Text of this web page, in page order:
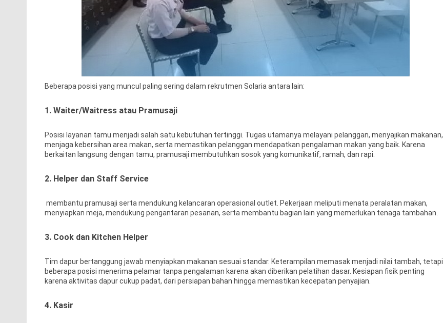
Beberapa posisi yang muncul paling sering dalam rekrutmen Solaria antara lain:
1. Waiter/Waitress atau Pramusaji
Posisi layanan tamu menjadi salah satu kebutuhan tertinggi. Tugas utamanya melayani pelanggan, menyajikan makanan,
menjaga kebersihan area makan, serta memastikan pelanggan mendapatkan pengalaman makan yang baik. Karena
berkaitan langsung dengan tamu, pramusaji membutuhkan sosok yang komunikatif, ramah, dan rapi.
2. Helper dan Staff Service
membantu pramusaji serta mendukung kelancaran operasional outlet. Pekerjaan meliputi menata peralatan makan,
menyiapkan meja, mendukung pengantaran pesanan, serta membantu bagian lain yang memerlukan tenaga tambahan.
3. Cook dan Kitchen Helper
Tim dapur bertanggung jawab menyiapkan makanan sesuai standar. Keterampilan memasak menjadi nilai tambah, tetapi
beberapa posisi menerima pelamar tanpa pengalaman karena akan diberikan pelatihan dasar. Kesiapan fisik penting
karena aktivitas dapur cukup padat, dari persiapan bahan hingga memastikan kecepatan penyajian.
4. Kasir